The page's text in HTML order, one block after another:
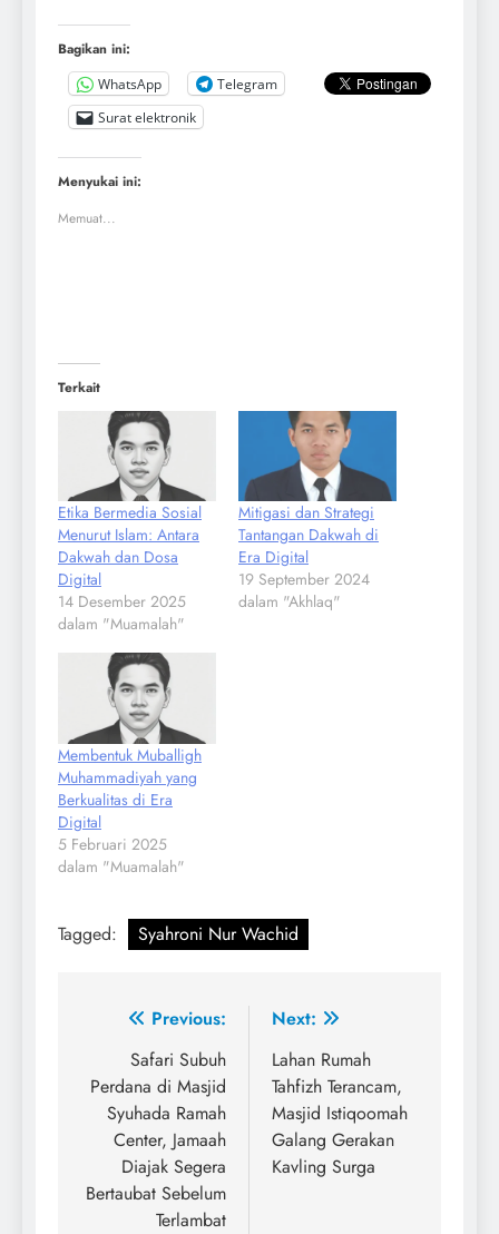
Bagikan ini:
WhatsApp
Telegram
Surat elektronik
Menyukai ini:
Memuat...
Terkait
Etika Bermedia Sosial
Menurut Islam: Antara
Dakwah dan Dosa
Digital
14 Desember 2025
dalam "Muamalah"
Mitigasi dan Strategi
Tantangan Dakwah di
Era Digital
19 September 2024
dalam "Akhlaq"
Membentuk Muballigh
Muhammadiyah yang
Berkualitas di Era
Digital
5 Februari 2025
dalam "Muamalah"
Tagged: Syahroni Nur Wachid
NavigasiPrevious:
Safari Subuh
Perdana di Masjid
Syuhada Ramah
Center, Jamaah
Diajak Segera
Bertaubat Sebelum
Terlambat
Next:
Lahan Rumah
Tahfizh Terancam,
Masjid Istiqoomah
Galang Gerakan
Kavling Surga